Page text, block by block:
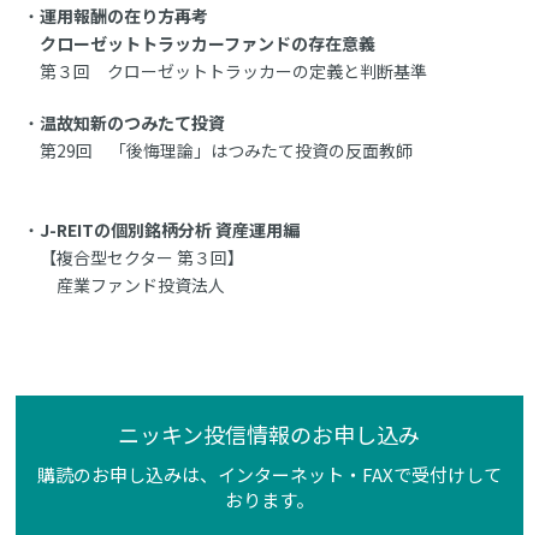
運用報酬の在り方再考
クローゼットトラッカーファンドの存在意義
第３回 クローゼットトラッカーの定義と判断基準
温故知新のつみたて投資
第29回 「後悔理論」はつみたて投資の反面教師
J-REITの個別銘柄分析 資産運用編
【複合型セクター 第３回】
産業ファンド投資法人
ニッキン投信情報のお申し込み
購読のお申し込みは、インターネット・FAXで受付けして
おります。